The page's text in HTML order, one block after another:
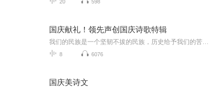
20 598
国庆献礼！领先声创国庆诗歌特辑
8 6076
国庆美诗文